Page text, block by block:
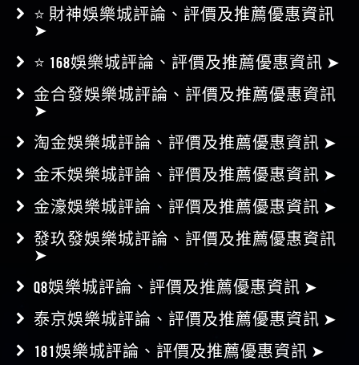
⭐ 財神娛樂城評論、評價及推薦優惠資訊
➤
⭐ 168娛樂城評論、評價及推薦優惠資訊 ➤
金合發娛樂城評論、評價及推薦優惠資訊
➤
淘金娛樂城評論、評價及推薦優惠資訊 ➤
金禾娛樂城評論、評價及推薦優惠資訊 ➤
金濠娛樂城評論、評價及推薦優惠資訊 ➤
發玖發娛樂城評論、評價及推薦優惠資訊
➤
Q8娛樂城評論、評價及推薦優惠資訊 ➤
泰京娛樂城評論、評價及推薦優惠資訊 ➤
181娛樂城評論、評價及推薦優惠資訊 ➤